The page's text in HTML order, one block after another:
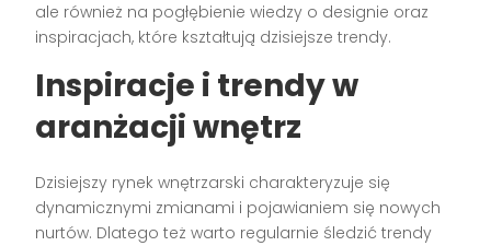
ale również na pogłębienie wiedzy o designie oraz
inspiracjach, które kształtują dzisiejsze trendy.
Inspiracje i trendy w
aranżacji wnętrz
Dzisiejszy rynek wnętrzarski charakteryzuje się
dynamicznymi zmianami i pojawianiem się nowych
nurtów. Dlatego też warto regularnie śledzić trendy